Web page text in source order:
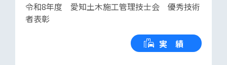
令和8年度 愛知土木施工管理技士会 優秀技術
者表彰
実 績